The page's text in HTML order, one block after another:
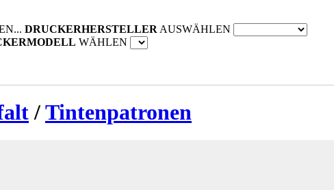
DRUCKERHERSTELLER AUSWÄHLEN
WÄHLEN
/Tintenpatronen